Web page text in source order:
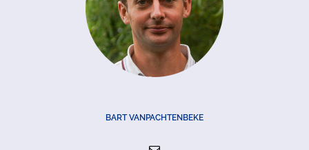
BART VANPACHTENBEKE